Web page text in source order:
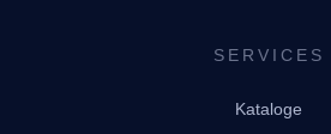
SERVICES
Kataloge